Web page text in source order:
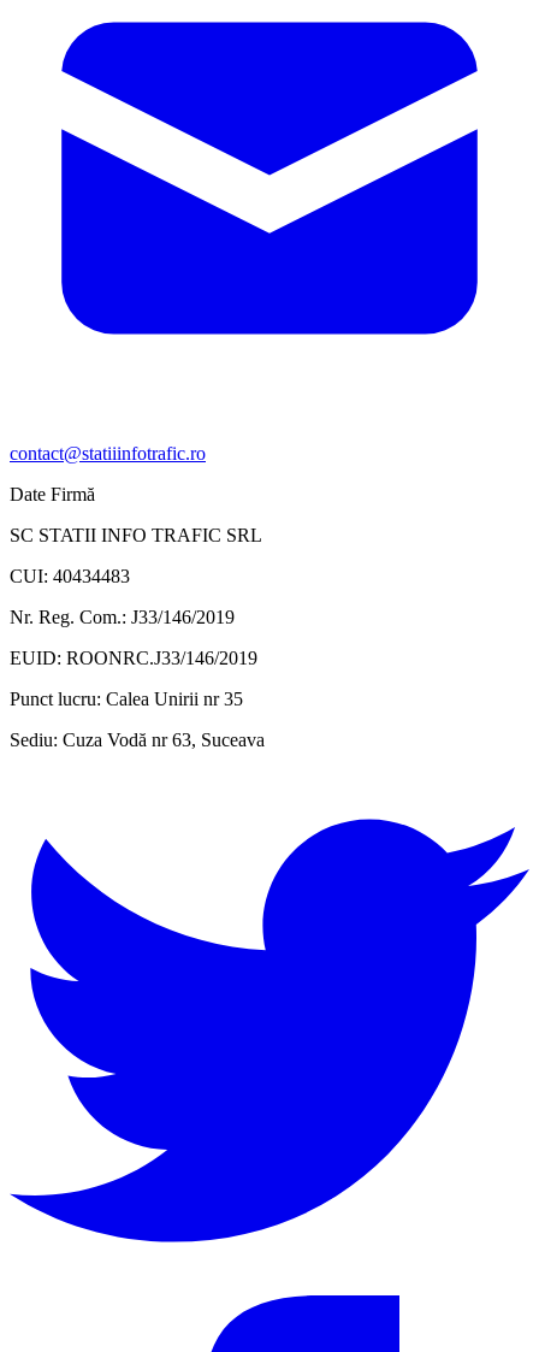
contact@statiiinfotrafic.ro
Date Firmă
SC STATII INFO TRAFIC SRL
CUI: 40434483
Nr. Reg. Com.: J33/146/2019
EUID: ROONRC.J33/146/2019
Punct lucru: Calea Unirii nr 35
Sediu: Cuza Vodă nr 63, Suceava